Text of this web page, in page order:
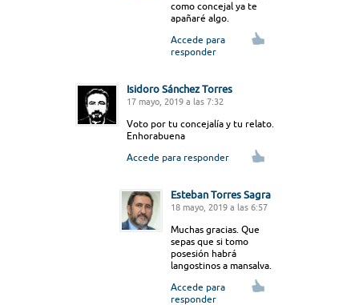
como concejal ya te
apañaré algo.
Accede para
responder
Isidoro Sánchez Torres
17 mayo, 2019 a las 7:32
Voto por tu concejalía y tu relato.
Enhorabuena
Accede para responder
Esteban Torres Sagra
18 mayo, 2019 a las 6:57
Muchas gracias. Que
sepas que si tomo
posesión habrá
langostinos a mansalva.
Accede para
responder